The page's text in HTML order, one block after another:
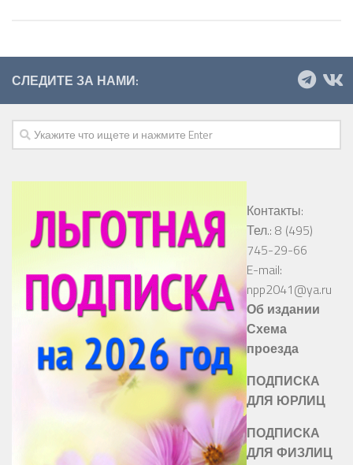
СЛЕДИТЕ ЗА НАМИ:
Контакты:
Тел.: 8 (495)
745-29-66
E-mail:
npp2041@ya.ru
Об издании
Схема
проезда
ПОДПИСКА
ДЛЯ ЮРЛИЦ
ПОДПИСКА
ДЛЯ ФИЗЛИЦ